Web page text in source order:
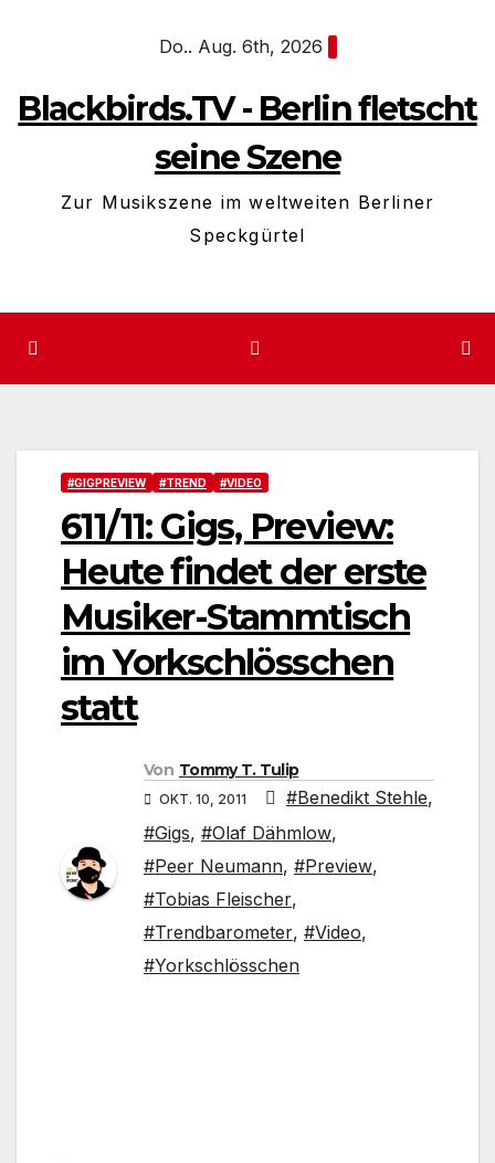
Do.. Aug. 6th, 2026
Blackbirds.TV - Berlin fletscht
seine Szene
Zur Musikszene im weltweiten Berliner
Speckgürtel
#GIGPREVIEW #TREND #VIDEO
611/11: Gigs, Preview:
Heute findet der erste
Musiker-Stammtisch
im Yorkschlösschen
statt
Von Tommy T. Tulip
OKT. 10, 2011 #Benedikt Stehle,
#Gigs, #Olaf Dähmlow,
#Peer Neumann, #Preview,
#Tobias Fleischer,
#Trendbarometer, #Video,
#Yorkschlösschen